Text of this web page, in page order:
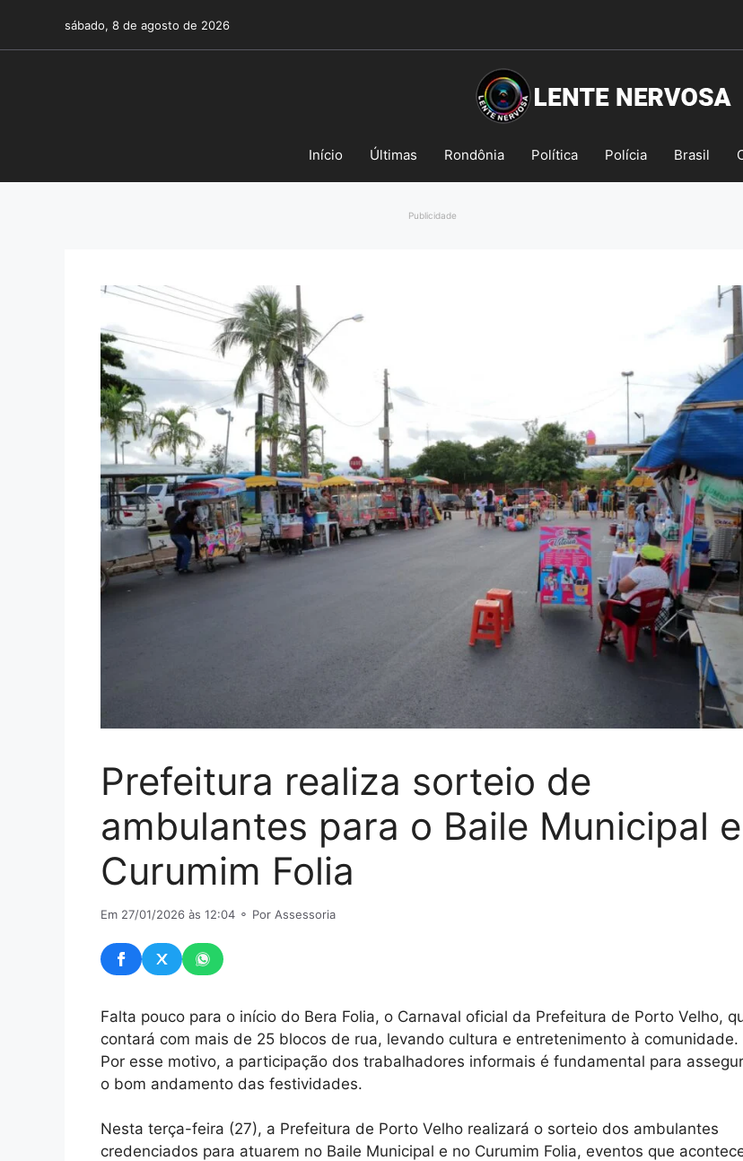
o
sábado, 8 de agosto de 2026
Início Últimas Rondônia Política Polícia Brasil
Publicidade
Prefeitura realiza sorteio de
ambulantes para o Baile Municipal e
Curumim Folia
Em 27/01/2026 às 12:04 ⚬ Por Assessoria
Falta pouco para o início do Bera Folia, o Carnaval oficial da Prefeitura de Porto Velho,
contará com mais de 25 blocos de rua, levando cultura e entretenimento à comunidade.
Por esse motivo, a participação dos trabalhadores informais é fundamental para
o bom andamento das festividades.
Nesta terça-feira (27), a Prefeitura de Porto Velho realizará o sorteio dos ambulantes
credenciados para atuarem no Baile Municipal e no Curumim Folia, eventos que